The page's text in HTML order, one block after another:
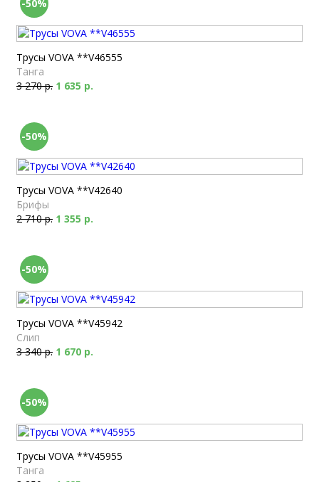
-50%
Трусы VOVA **V46555
Танга
3 270 р. 1 635 р.
-50%
Трусы VOVA **V42640
Брифы
2 710 р. 1 355 р.
-50%
Трусы VOVA **V45942
Слип
3 340 р. 1 670 р.
-50%
Трусы VOVA **V45955
Танга